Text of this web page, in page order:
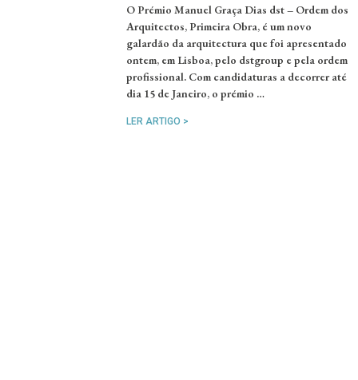
O Prémio Manuel Graça Dias dst – Ordem dos
Arquitectos, Primeira Obra, é um novo
galardão da arquitectura que foi apresentado
ontem, em Lisboa, pelo dstgroup e pela ordem
profissional. Com candidaturas a decorrer até
dia 15 de Janeiro, o prémio …
LER ARTIGO >